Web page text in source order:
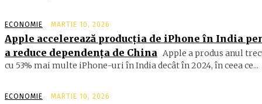
ECONOMIE MARTIE 10, 2026
Apple accelerează producția de iPhone în India
a reduce dependența de China Apple a produs anul
cu 53% mai multe iPhone-uri în India decât în 2024, în ceea ce...
ECONOMIE MARTIE 10, 2026